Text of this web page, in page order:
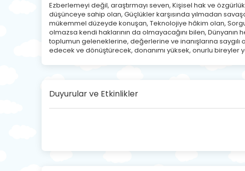
Ezberlemeyi değil, araştırmayı seven, Kişisel hak ve
düşünceye sahip olan, Güçlükler karşısında yılmadan
mükemmel düzeyde konuşan, Teknolojiye hâkim olan,
olmazsa kendi haklarının da olmayacağını bilen,
toplumun geleneklerine, değerlerine ve inanışlarına
edecek ve dönüştürecek, donanımı yüksek, onurlu
Duyurular ve Etkinlikler